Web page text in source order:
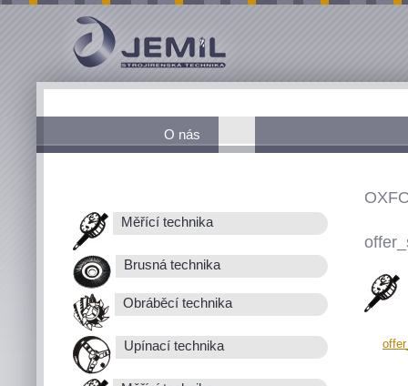
O nás
Měřící technika
Brusná technika
Obráběcí technika
Upínací technika